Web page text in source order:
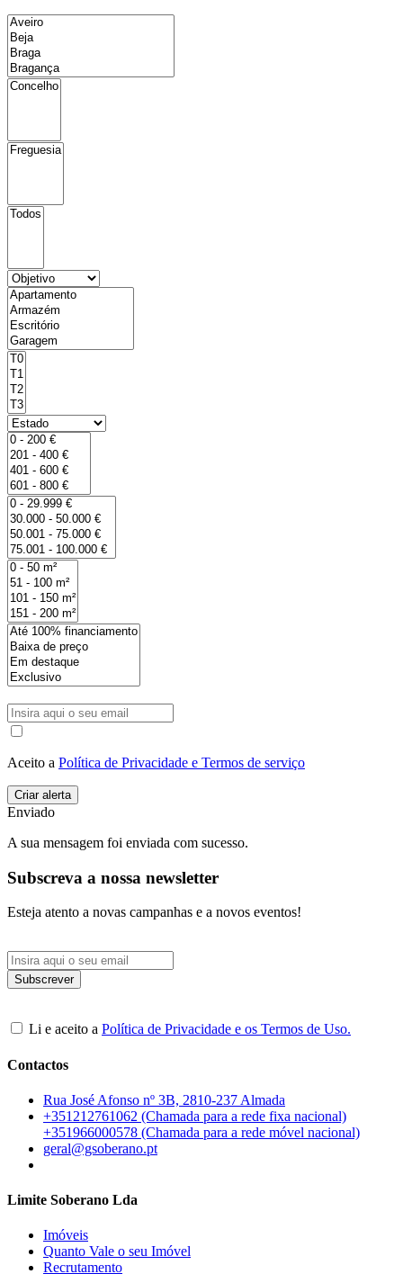
Aceito a Política de Privacidade e Termos de serviço
Enviado
A sua mensagem foi enviada com sucesso.
Subscreva a nossa newsletter
Esteja atento a novas campanhas e a novos eventos!
Li e aceito a Política de Privacidade e os Termos de Uso.
Contactos
Rua José Afonso nº 3B, 2810-237 Almada
+351212761062 (Chamada para a rede fixa nacional)
+351966000578 (Chamada para a rede móvel nacional)
geral@gsoberano.pt
Limite Soberano Lda
Imóveis
Quanto Vale o seu Imóvel
Recrutamento